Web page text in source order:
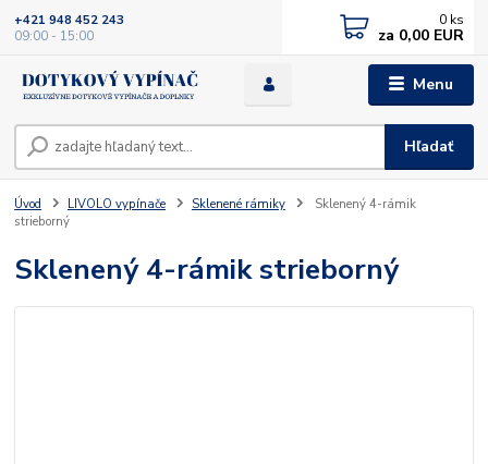
Menu
Hľadať
+421 948 452 243
09:00 - 15:00
0 ks
za 0,00 EUR
Úvod LIVOLO vypínače Sklenené rámiky
Sklenený 4-rámik
strieborný
Sklenený 4-rámik strieborný